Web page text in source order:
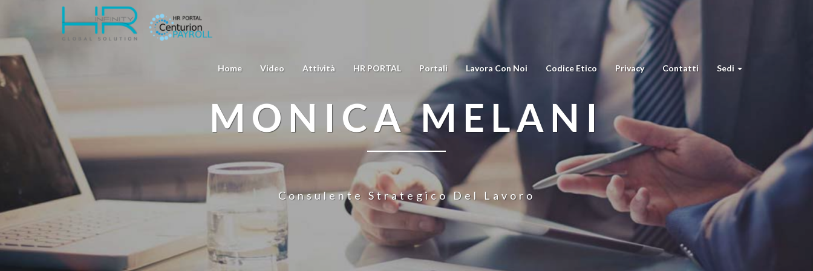
Home Video Attività HR PORTAL Portali Lavora Con Noi Codice Etico Privacy Contatti Sedi
MONICA MELANI
Consulente Strategico Del Lavoro